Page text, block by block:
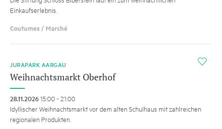
Einkaufserlebnis.
Coutumes / Marché
i
JURAPARK AARGAU
Weihnachtsmarkt Oberhof
28.11.202615:00 - 21:00
Idyllischer Weihnachtsmarkt vor dem alten Schulhaus mit zahlreichen
regionalen Produkten.